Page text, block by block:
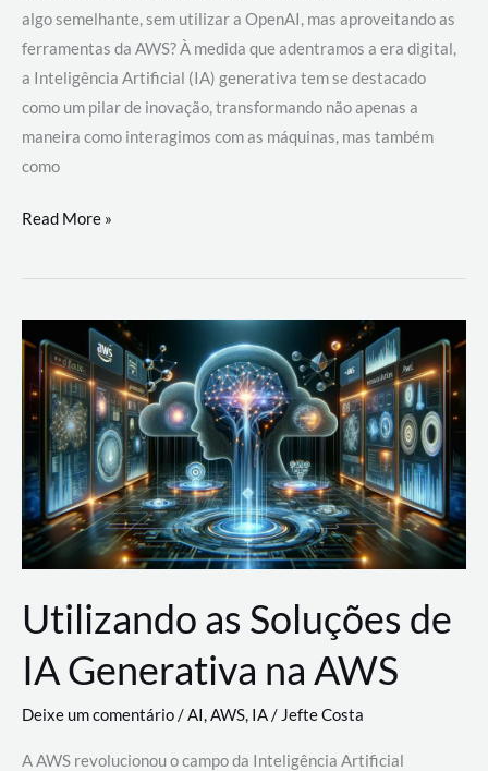
algo semelhante, sem utilizar a OpenAI, mas aproveitando as
ferramentas da AWS? À medida que adentramos a era digital,
a Inteligência Artificial (IA) generativa tem se destacado
como um pilar de inovação, transformando não apenas a
maneira como interagimos com as máquinas, mas também
como
Desenvolvimento
um
com
AWS
Read More »
Utilizando as Soluções de
IA Generativa na AWS
Deixe um comentário/AI,AWS, IA/Jefte Costa
A AWS revolucionou o campo da Inteligência Artificial